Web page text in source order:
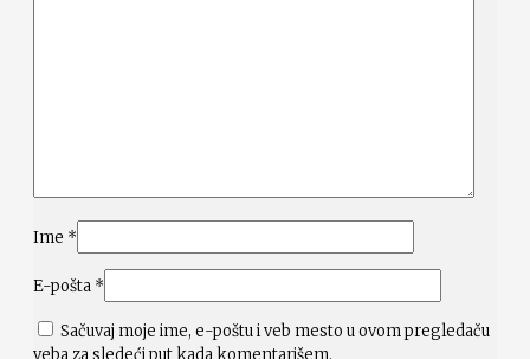
Ime *
E-pošta *
Sačuvaj moje ime, e-poštu i veb mesto u ovom pregledaču